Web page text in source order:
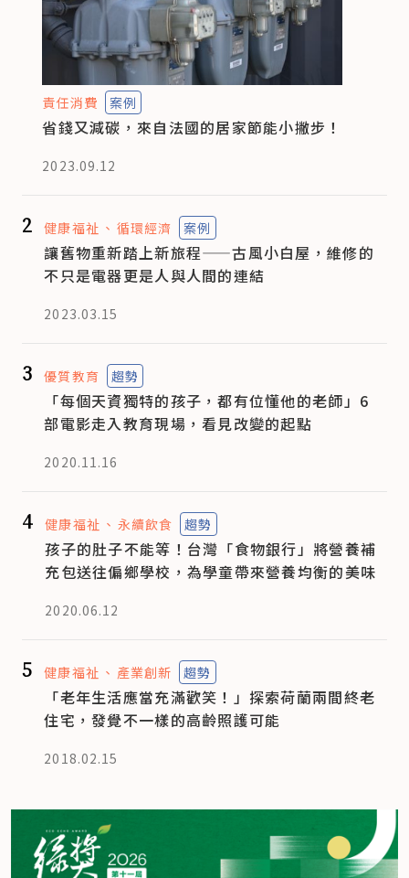
責任消費 案例
省錢又減碳，來自法國的居家節能小撇步！
2023.09.12
2 健康福祉 循環經濟 案例
讓舊物重新踏上新旅程——古風小白屋，維修的
不只是電器更是人與人間的連結
2023.03.15
3 優質教育 趨勢
「每個天資獨特的孩子，都有位懂他的老師」6
部電影走入教育現場，看見改變的起點
2020.11.16
4 健康福祉 永續飲食 趨勢
孩子的肚子不能等！台灣「食物銀行」將營養補
充包送往偏鄉學校，為學童帶來營養均衡的美味
2020.06.12
5 健康福祉 產業創新 趨勢
「老年生活應當充滿歡笑！」探索荷蘭兩間終老
住宅，發覺不一樣的高齡照護可能
2018.02.15